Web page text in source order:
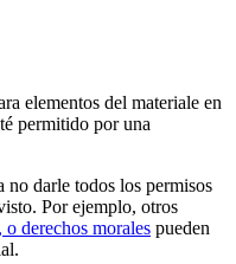
elementos del materiale en
permitido por una
darle todos los permisos
Por ejemplo, otros
derechos morales pueden